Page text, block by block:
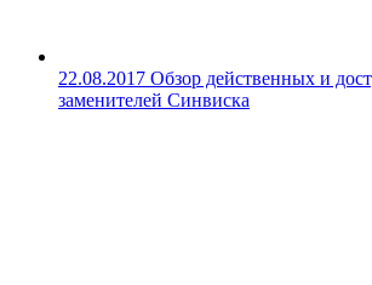
22.08.2017 Обзор действенных и
заменителей Синвиска